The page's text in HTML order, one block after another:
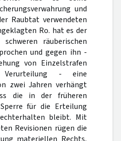
und
Raubtat verwendeten
Ro. hat es der
räuberischen
und gegen ihn -
von Einzelstrafen
- eine
zwei Jahren verhängt
die in der früheren
für die Erteilung
bleibt. Mit
Revisionen rügen die